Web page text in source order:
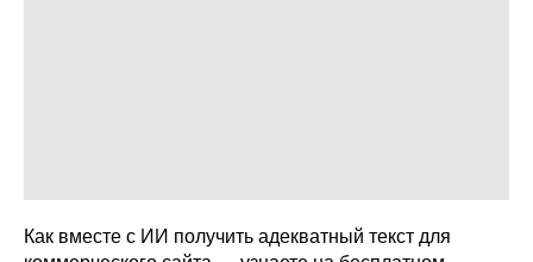
Как вместе с ИИ получить адекватный текст для